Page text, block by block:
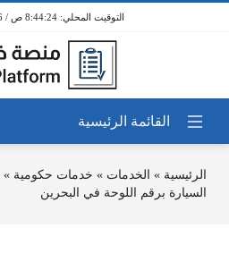
8:44:24 ص / 6 أغسطس 2026
الرئيسية » الخدمات » خدمات حكومية »
السيارة برقم اللوحة في البحرين